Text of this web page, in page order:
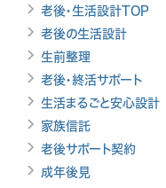
老後・生活設計TOP
老後の生活設計
生前整理
老後・終活サポート
生活まるごと安心設計
家族信託
老後サポート契約
成年後見